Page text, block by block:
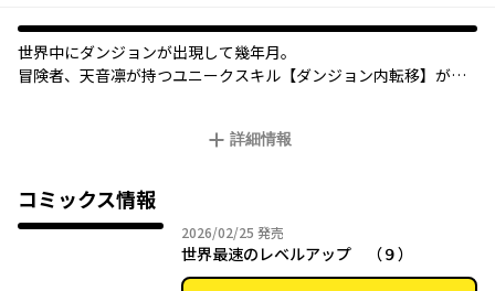
世界中にダンジョンが出現して幾年月。
冒険者、天音凛が持つユニークスキル【ダンジョン内転移】が覚
詳細情報
コミックス情報
2026/02/25 2026年02月25日
発売
世界最速のレベルアップ （９）